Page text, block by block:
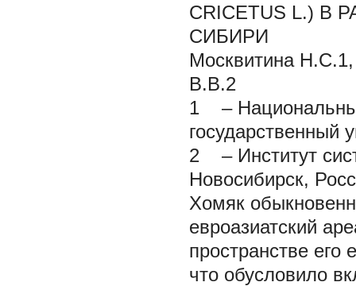
CRICETUS L.) В
СИБИРИ
Москвитина
В.В.2
1 –
государственный
2 – Институт
Новосибирск,
Хомяк
евроазиатский
пространстве его
что обусловило